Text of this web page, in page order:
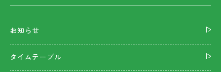
お知らせ
タイムテーブル